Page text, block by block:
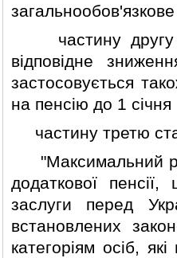
частину другу
вiдповiдне
застосовується
на пенсiю до 1 сiчня
частину третю
"Максимальний
додаткової
заслуги перед
встановлених
категорiям осiб,